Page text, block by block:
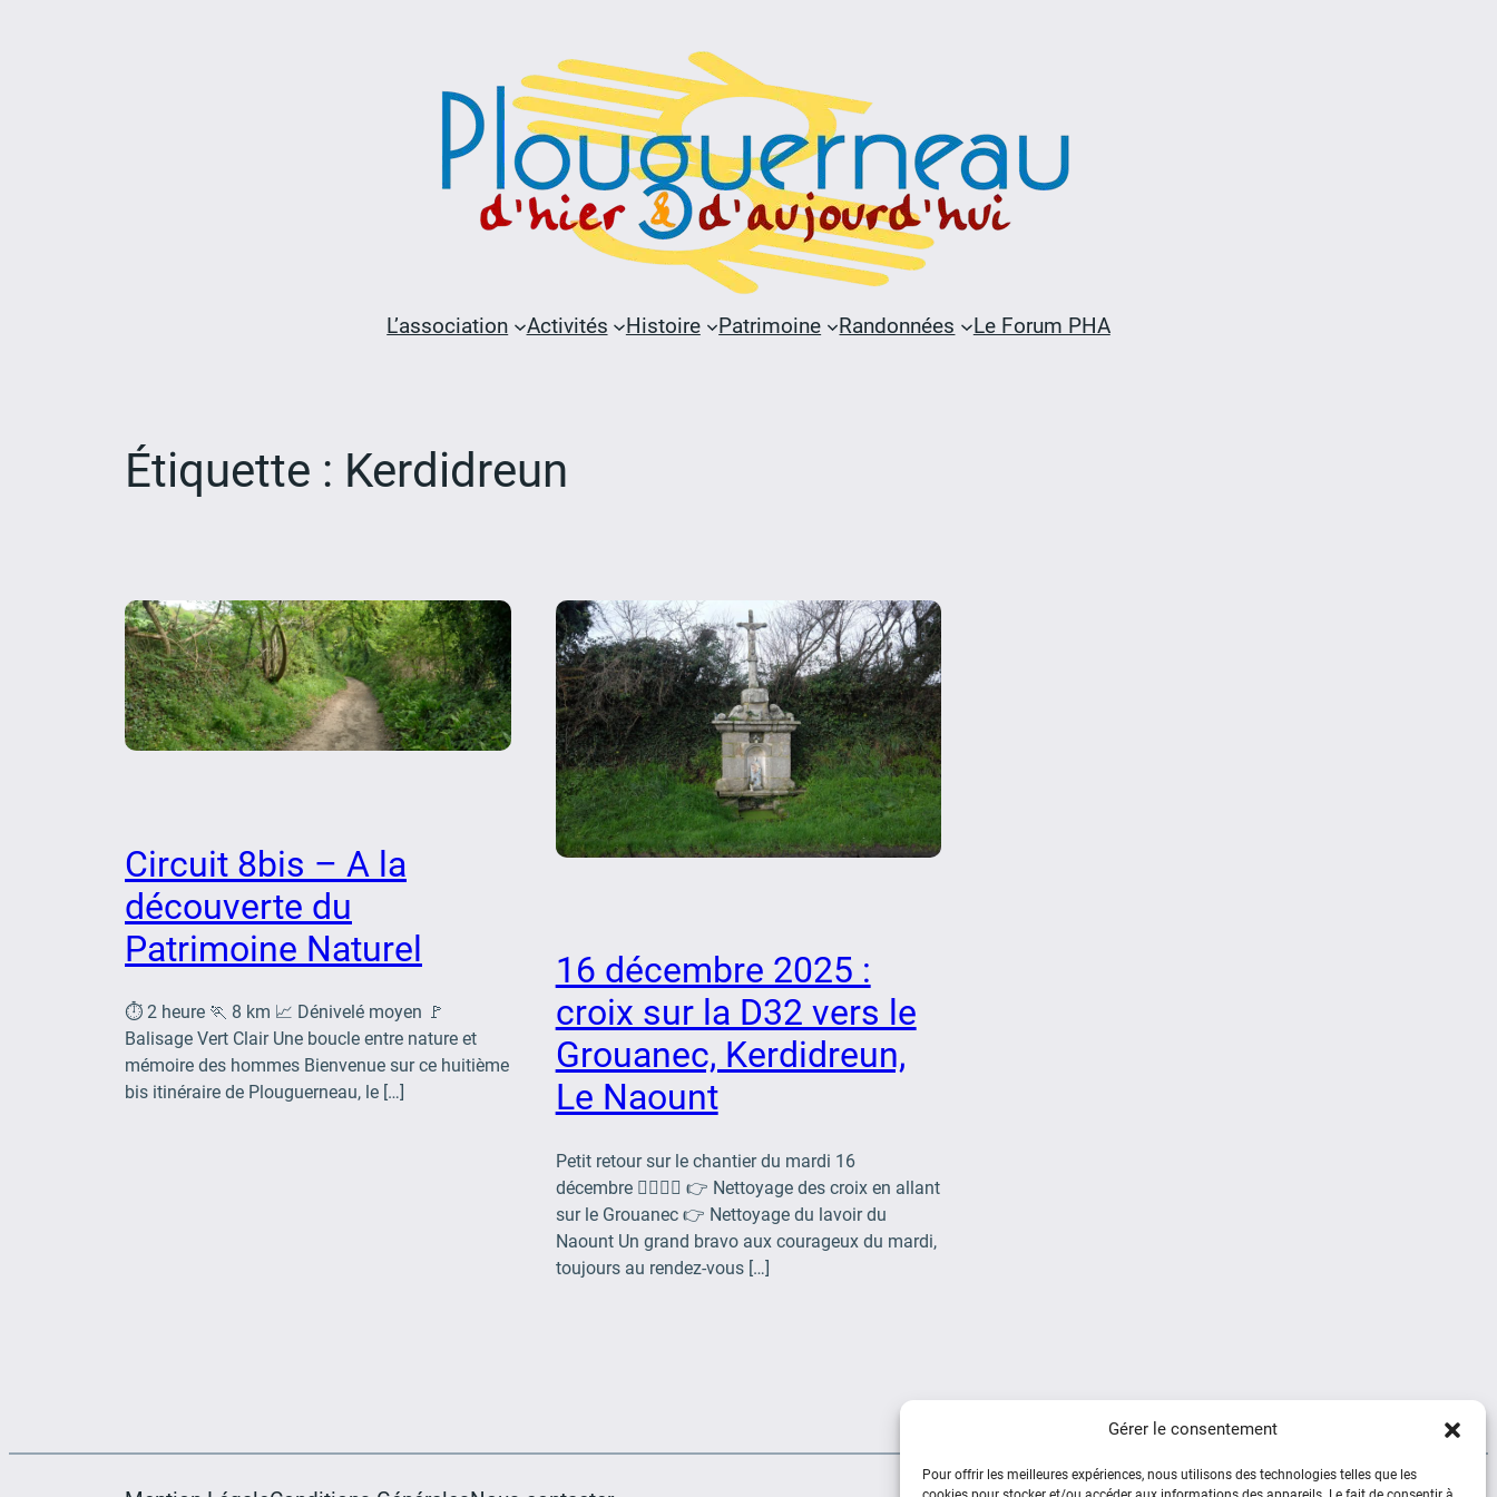
Gérer le consentement
Pour offrir les meilleures expériences, nous utilisons des technologies telles que les
L’association Activités Histoire Patrimoine Randonnées Le Forum PHA
Étiquette : Kerdidreun
Circuit 8bis – A la
découverte du
Patrimoine Naturel
⏱️ 2 heure 🏃 8 km 📈 Dénivelé moyen 🚩
Balisage Vert Clair Une boucle entre nature et
mémoire des hommes Bienvenue sur ce huitième
bis itinéraire de Plouguerneau, le […]
16 décembre 2025 :
croix sur la D32 vers le
Grouanec, Kerdidreun,
Le Naount
Petit retour sur le chantier du mardi 16
décembre 👷‍♂️👷‍♀️ 👉 Nettoyage des croix en allant
sur le Grouanec 👉 Nettoyage du lavoir du
Naount Un grand bravo aux courageux du mardi,
toujours au rendez-vous […]